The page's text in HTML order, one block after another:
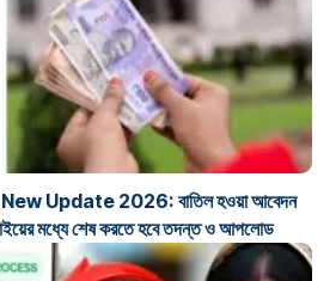
Update 2026: বাতিল হওয়া আবেদন
মধ্যে শেষ করতে হবে তদন্ত ও আপলোড